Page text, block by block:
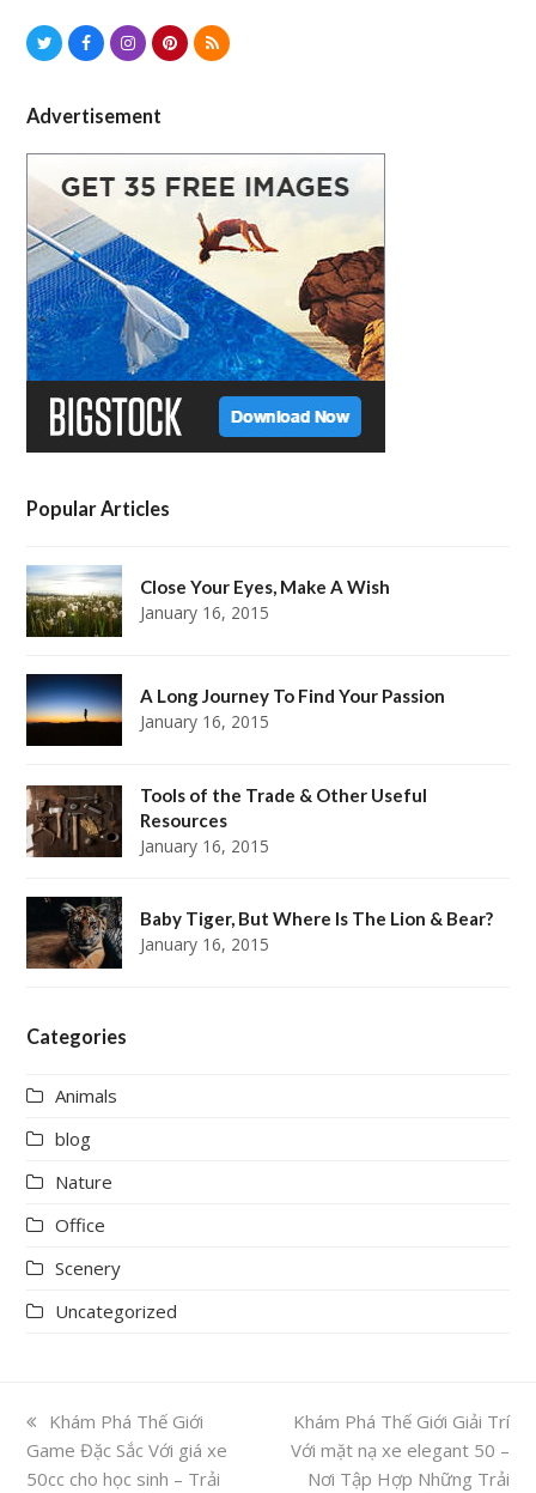
T
i
t
t
e
r
c
e
b
o
o
k
s
t
a
r
a
m
P
t
e
e
s
t
R
Advertisement
Popular Articles
Close Your Eyes, Make A Wish
January 16, 2015
A Long Journey To Find Your Passion
January 16, 2015
Tools of the Trade & Other Useful
Resources
January 16, 2015
Baby Tiger, But Where Is The Lion & Bear?
January 16, 2015
Categories
Animals
blog
Nature
Office
Scenery
Uncategorized
previous
post:
Khám Phá Thế Giới
Game Đặc Sắc Với giá xe
50cc cho học sinh – Trải
next
post:
Khám Phá Thế Giới Giải Trí
Với mặt nạ xe elegant 50 –
Nơi Tập Hợp Những Trải